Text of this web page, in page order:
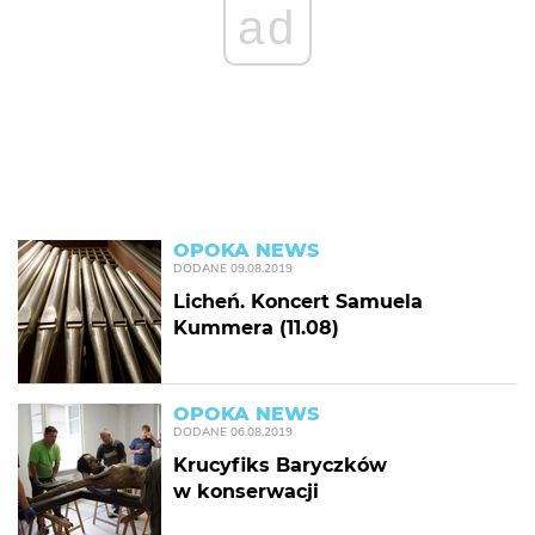
ad
OPOKA NEWS
DODANE 09.08.2019
Licheń. Koncert Samuela
Kummera (11.08)
OPOKA NEWS
DODANE 06.08.2019
Krucyfiks Baryczków
w konserwacji